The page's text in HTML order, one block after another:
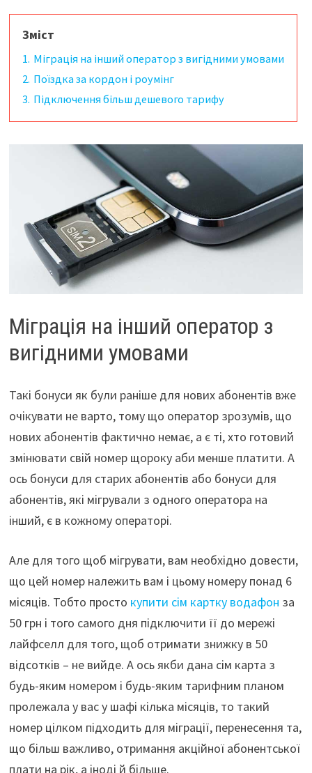
Зміст
1. Міграція на інший оператор з вигідними умовами
2. Поїздка за кордон і роумінг
3. Підключення більш дешевого тарифу
Міграція на інший оператор з
вигідними умовами
Такі бонуси як були раніше для нових абонентів вже
очікувати не варто, тому що оператор зрозумів, що
нових абонентів фактично немає, а є ті, хто готовий
змінювати свій номер щороку аби менше платити. А
ось бонуси для старих абонентів або бонуси для
абонентів, які мігрували з одного оператора на
інший, є в кожному операторі.
Але для того щоб мігрувати, вам необхідно довести,
що цей номер належить вам і цьому номеру понад 6
місяців. Тобто просто купити сім картку водафон за
50 грн і того самого дня підключити її до мережі
лайфселл для того, щоб отримати знижку в 50
відсотків – не вийде. А ось якби дана сім карта з
будь-яким номером і будь-яким тарифним планом
пролежала у вас у шафі кілька місяців, то такий
номер цілком підходить для міграції, перенесення та,
що більш важливо, отримання акційної абонентської
плати на рік, а іноді й більше.